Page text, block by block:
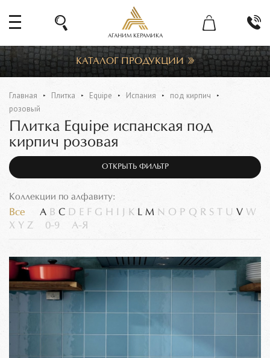
АГАНИМ КЕРАМИКА
КАТАЛОГ ПРОДУКЦИИ
Главная Плитка Equipe Испания
под кирпич
розовый
Плитка Equipe испанская под
кирпич розовая
ОТКРЫТЬ ФИЛЬТР
Коллекции по алфавиту:
Все A B C D E F G H K L M N O P Q R S U V W
X Y Z 0-9 А-Я